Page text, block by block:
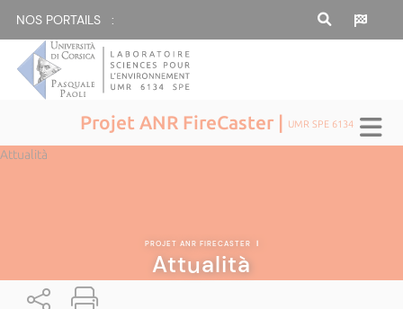
NOS PORTAILS :
Projet ANR FireCaster | UMR SPE 6134
Attualità
PROJET ANR FIRECASTER |
Attualità